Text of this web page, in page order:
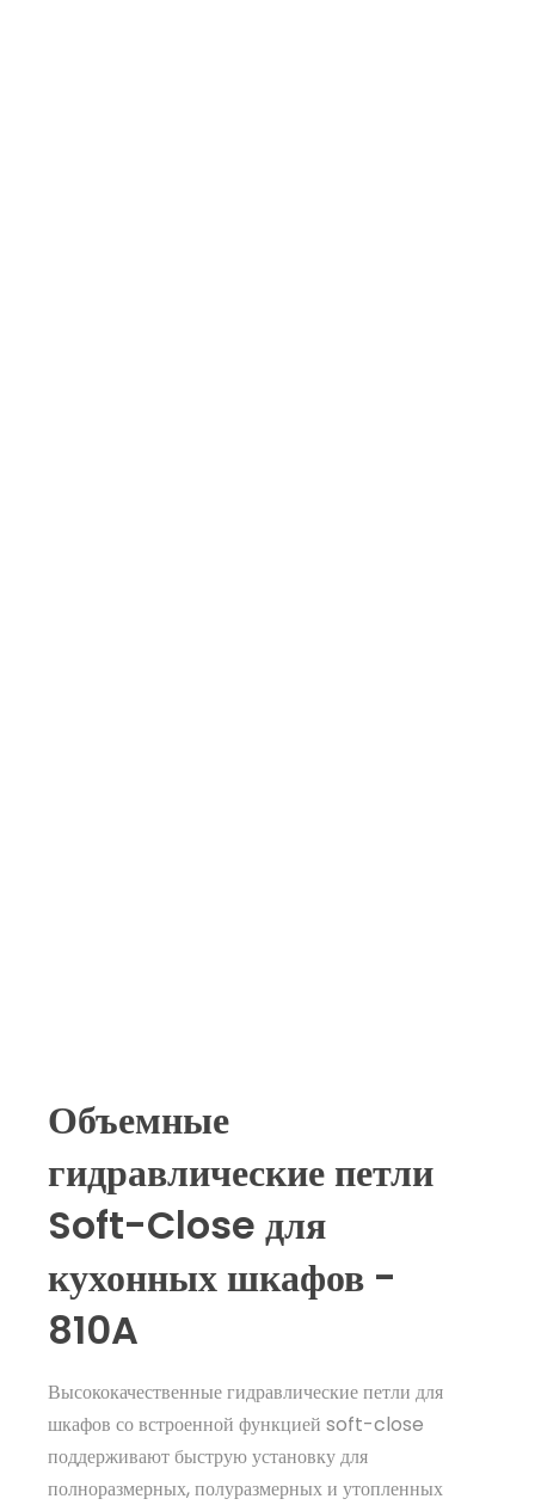
Объемные
гидравлические петли
Soft-Close для
кухонных шкафов -
810A
Высококачественные гидравлические петли для
шкафов со встроенной функцией soft-close
поддерживают быструю установку для
полноразмерных, полуразмерных и утопленных